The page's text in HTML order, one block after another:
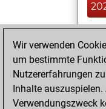
of
Wir verwenden
um bestimmte
Nutzererfahrungen
Inhalte
Verwendungszweck